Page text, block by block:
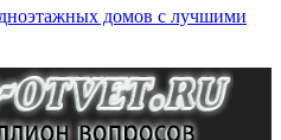
домов с лучшими